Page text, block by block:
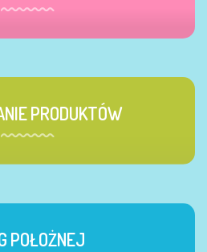
PRODUKTÓW
POŁOŻNEJ